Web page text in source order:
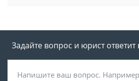
Задайте вопрос и юрист ответит